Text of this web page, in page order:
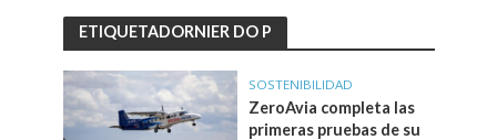
ETIQUETADORNIER DO P
SOSTENIBILIDAD
ZeroAvia completa las
primeras pruebas de su